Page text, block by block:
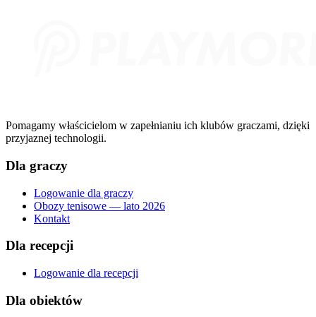
Pomagamy właścicielom w zapełnianiu ich klubów graczami, dzięki
przyjaznej technologii.
Dla graczy
Logowanie dla graczy
Obozy tenisowe — lato 2026
Kontakt
Dla recepcji
Logowanie dla recepcji
Dla obiektów